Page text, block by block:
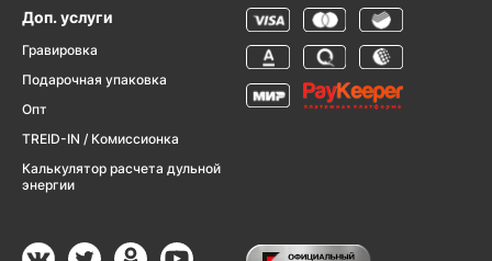
Доп. услуги
Гравировка
Подарочная упаковка
Опт
TREID-IN / Комиссионка
Калькулятор расчета дульной
энергии